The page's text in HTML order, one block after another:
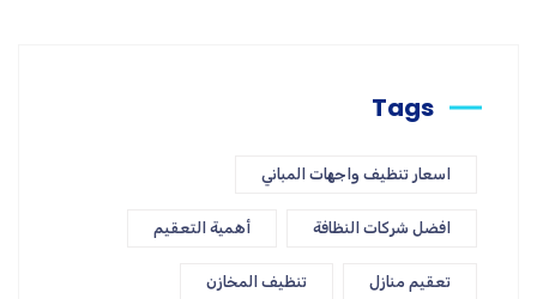
Tags
اسعار تنظيف واجهات المباني
افضل شركات النظافة أهمية التعقيم
تعقيم منازل تنظيف المخازن